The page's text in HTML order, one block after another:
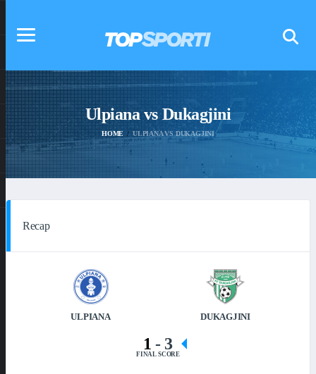
Ulpiana vs Dukagjini
HOME ULPIANA VS DUKAGJINI
Recap
ULPIANA DUKAGJINI
1- 3
FINAL SCORE